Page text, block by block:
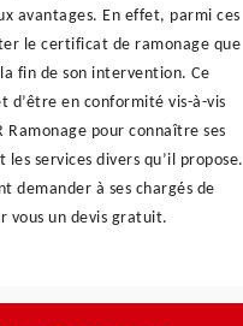
avantages. En effet, parmi ces
le certificat de ramonage que
fin de son intervention. Ce
d’être en conformité vis-à-vis
Ramonage pour connaître ses
services divers qu’il propose.
demander à ses chargés de
vous un devis gratuit.